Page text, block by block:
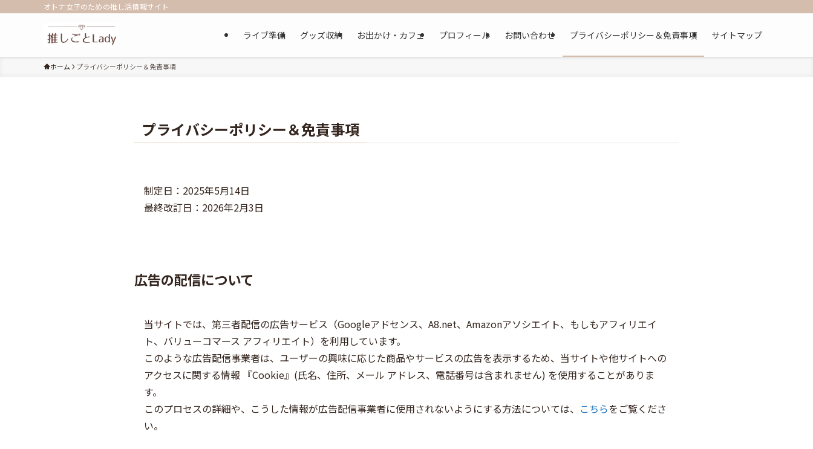
オトナ女子のための推し活情報サイト
ライブ準備 グッズ収納 お出かけ・カフェ プロフィール お問い合わせ プライバシーポリシー＆免責事項 サイトマップ
ホーム プライバシーポリシー＆免責事項
プライバシーポリシー＆免責事項
制定日：2025年5月14日
最終改訂日：2026年2月3日
広告の配信について
当サイトでは、第三者配信の広告サービス（Googleアドセンス、A8.net、Amazonアソシエイト、もしもアフィリエイ
ト、バリューコマース アフィリエイト）を利用しています。
このような広告配信事業者は、ユーザーの興味に応じた商品やサービスの広告を表示するため、当サイトや他サイトへの
アクセスに関する情報 『Cookie』(氏名、住所、メール アドレス、電話番号は含まれません) を使用することがありま
す。
このプロセスの詳細や、こうした情報が広告配信事業者に使用されないようにする方法については、 こちらをご覧くださ
い。